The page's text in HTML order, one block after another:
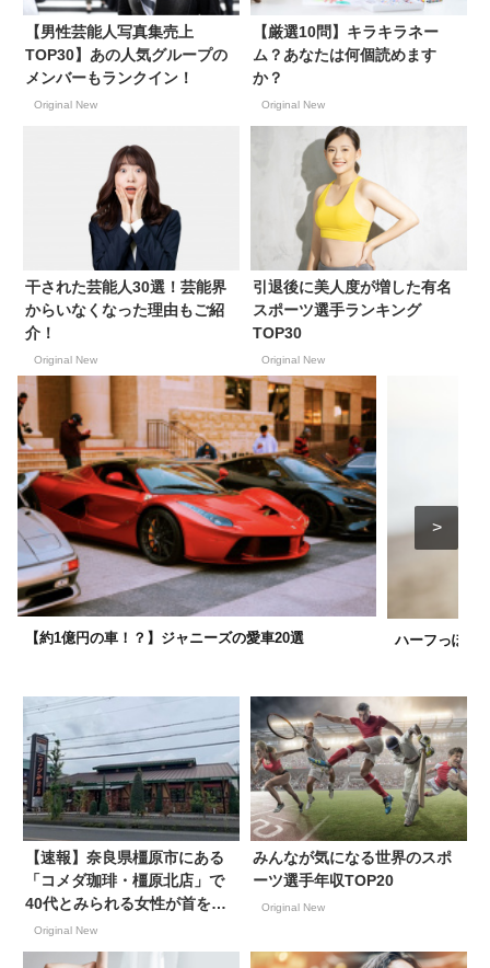
【男性芸能人写真集売上
TOP30】あの人気グループの
メンバーもランクイン！
Original New
【厳選10問】キラキラネー
ム？あなたは何個読めます
か？
Original New
干された芸能人30選！芸能界
からいなくなった理由もご紹
介！
Original New
引退後に美人度が増した有名
スポーツ選手ランキング
TOP30
Original New
【約1億円の車！？】ジャニーズの愛車20選 ハーフっぽい
【速報】奈良県橿原市にある
「コメダ珈琲・橿原北店」で
40代とみられる女性が首を刺
され病院搬送 5日午後1時20分
すぎ、 男を現行犯逮捕 奈
Original New
みんなが気になる世界のスポ
ーツ選手年収TOP20
Original New